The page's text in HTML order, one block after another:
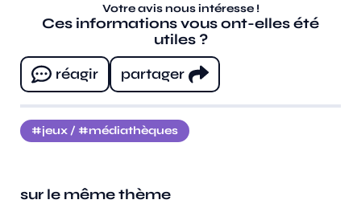
Votre avis nous intéresse !
Ces informations vous ont-elles été
utiles ?
réagir
partager
jeux / médiathèques
sur le même thème